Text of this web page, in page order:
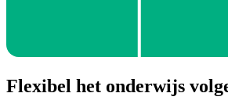
Flexibel het onderwijs